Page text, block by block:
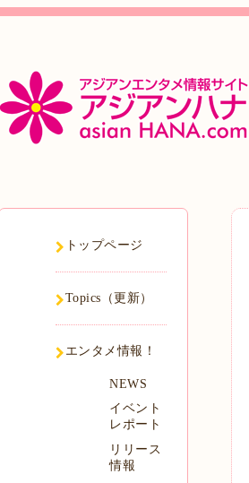
トップページ
Topics（更新）
エンタメ情報！
NEWS
イベント
レポート
リリース
情報